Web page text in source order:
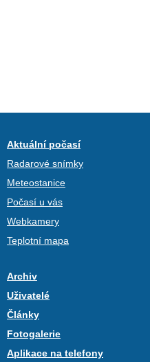
Aktuální počasí
Radarové snímky
Meteostanice
Počasí u vás
Webkamery
Teplotní mapa
Archiv
Uživatelé
Články
Fotogalerie
Aplikace na telefony